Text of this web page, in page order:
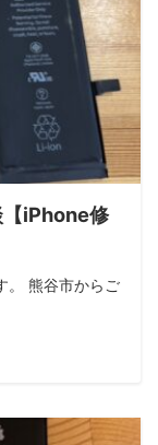
iPhone修
。 熊谷市からご